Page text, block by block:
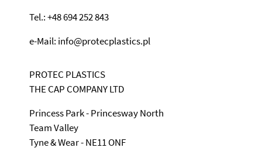
Tel.: +48 694 252 843
e-Mail: info@protecplastics.pl
PROTEC PLASTICS
THE CAP COMPANY LTD
Princess Park - Princesway North
Team Valley
Tyne & Wear - NE11 ONF